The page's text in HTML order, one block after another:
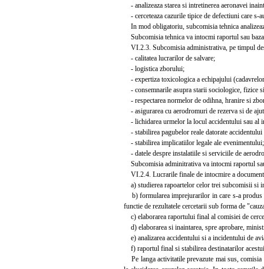
- analizeaza starea si intretinerea aeronavei
- cerceteaza cazurile tipice de defectiuni care s-
In mod obligatoriu, subcomisia tehnica
Subcomisia tehnica va intocmi raportul sau
VI.2.3. Subcomisia administrativa, pe timpul
- calitatea lucrarilor de salvare;
- logistica zborului;
- expertiza toxicologica a echipajului
- consemnarile asupra starii sociologice, fizice
- respectarea normelor de odihna, hranire si
- asigurarea cu aerodromuri de rezerva si de
- lichidarea urmelor la locul accidentului sau al
- stabilirea pagubelor reale datorate
- stabilirea implicatiilor legale ale evenimentului;
- datele despre instalatiile si serviciile de
Subcomisia adminitrativa va intocmi raportul
VI.2.4. Lucrarile finale de intocmire a
a) studierea rapoartelor celor trei subcomisii si
b) formularea imprejurarilor in care s-a produs
functie de rezultatele cercetarii sub forma de
c) elaborarea raportului final al comisiei de
d) elaborarea si inaintarea, spre aprobare,
e) analizarea accidentului si a incidentului de
f) raportul final si stabilirea destinatarilor
Pe langa activitatile prevazute mai sus, comisia